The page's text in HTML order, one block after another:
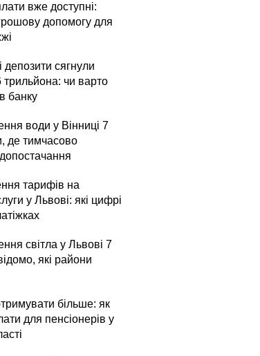
вже доступні:
допомогу для
депозити сягнули
трильйона: чи варто
банку
води у Вінниці 7
де тимчасово
тарифів на
у Львові: які цифрі
світла у Львові 7
які райони
більше: як
для пенсіонерів у